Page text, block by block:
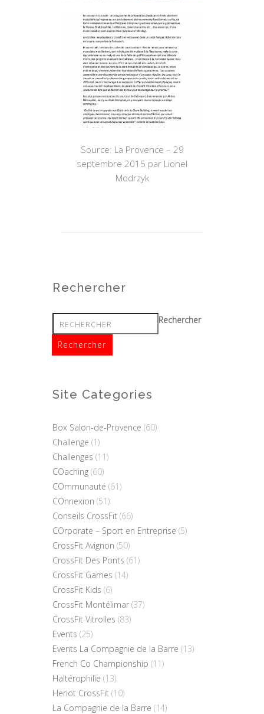
Source: La Provence – 29
septembre 2015 par Lionel
Modrzyk
Rechercher
Rechercher
Site Categories
Box Salon-de-Provence (60)
Challenge (1)
Challenges (11)
COaching (60)
COmmunauté (61)
COnnexion (51)
Conseils CrossFit (66)
COrporate – Sport en Entreprise (5)
CrossFit Avignon (50)
CrossFit Des Ponts (61)
CrossFit Games (14)
CrossFit Kids (6)
CrossFit Montélimar (37)
CrossFit Vitrolles (83)
Events (25)
Events La Compagnie de la Barre (13)
French Co Championship (11)
Haltérophilie (13)
Heriot CrossFit (10)
La Compagnie de la Barre (14)